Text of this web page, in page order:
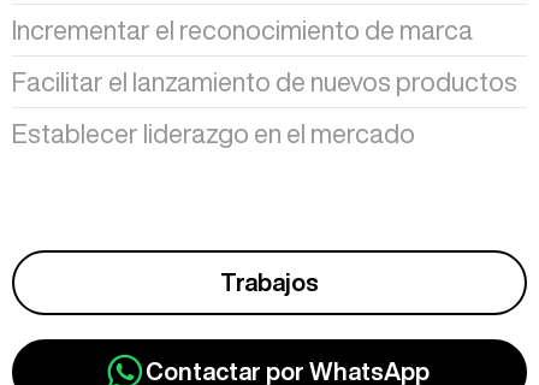
Incrementar el reconocimiento de marca
Facilitar el lanzamiento de nuevos productos
Establecer liderazgo en el mercado
Trabajos
Contactar por WhatsApp